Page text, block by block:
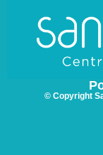
© Copyright